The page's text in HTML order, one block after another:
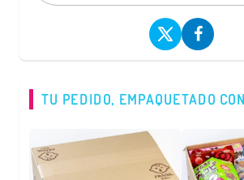
TU PEDIDO, EMPAQUETADO